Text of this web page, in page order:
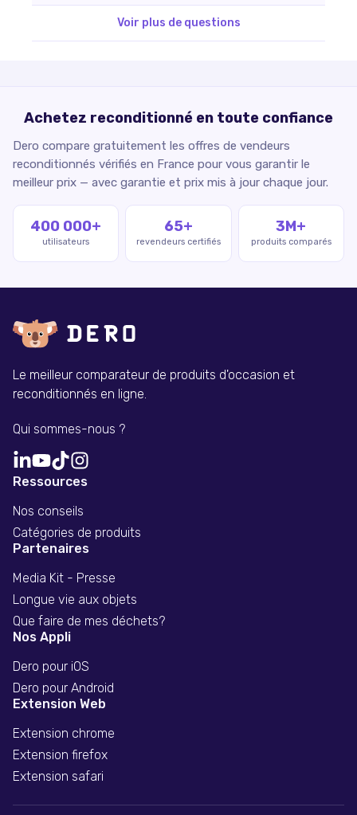
Voir plus de questions
Achetez reconditionné en toute confiance
Dero compare gratuitement les offres de vendeurs
reconditionnés vérifiés en France pour vous garantir le
meilleur prix — avec garantie et prix mis à jour chaque jour.
400 000+
utilisateurs
65+
revendeurs certifiés
3M+
produits comparés
Le meilleur comparateur de produits d'occasion et
reconditionnés en ligne.
Qui sommes-nous ?
Ressources
Nos conseils
Catégories de produits
Partenaires
Media Kit - Presse
Longue vie aux objets
Que faire de mes déchets?
Nos Appli
Dero pour iOS
Dero pour Android
Extension Web
Extension chrome
Extension firefox
Extension safari